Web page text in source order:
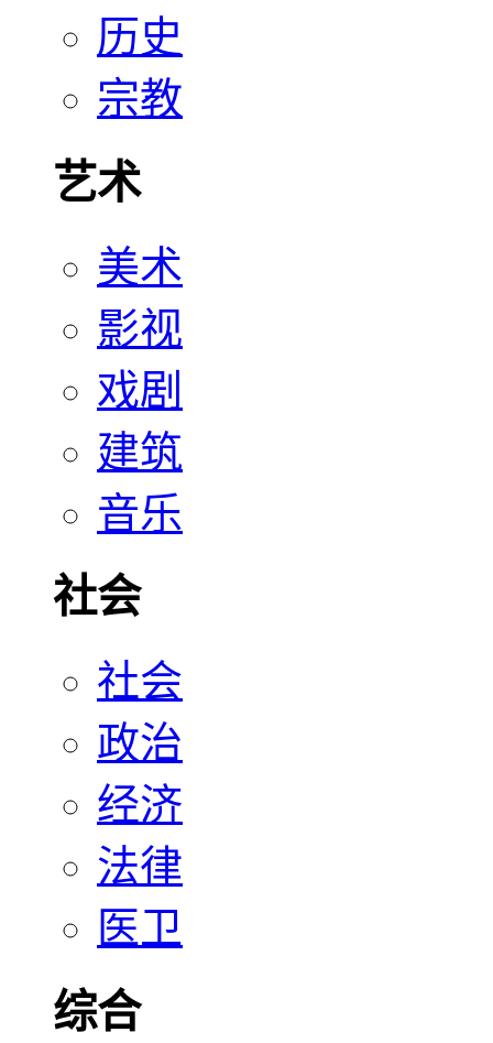
历史
宗教
艺术
美术
影视
戏剧
建筑
音乐
社会
社会
政治
经济
法律
医卫
综合